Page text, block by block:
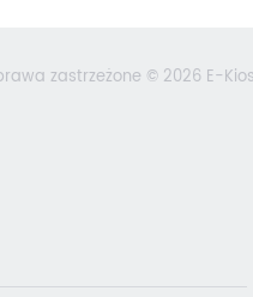
zastrzeżone © 2026 E-